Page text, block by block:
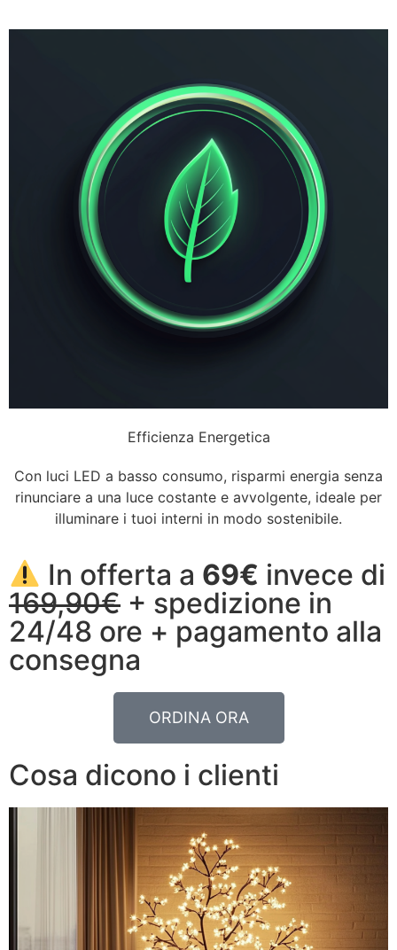
Efficienza Energetica
Con luci LED a basso consumo, risparmi energia senza
rinunciare a una luce costante e avvolgente, ideale per
illuminare i tuoi interni in modo sostenibile.
In offerta a 69€ invece di
169,90€ + spedizione in
24/48 ore + pagamento alla
consegna
ORDINA ORA
Cosa dicono i clienti